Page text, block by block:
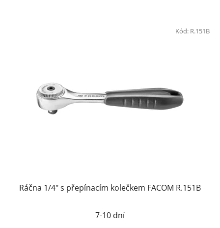
Ráčna 1/4" s přepínacím kolečkem FACOM R.151B
7-10 dní
Kód: R.151B